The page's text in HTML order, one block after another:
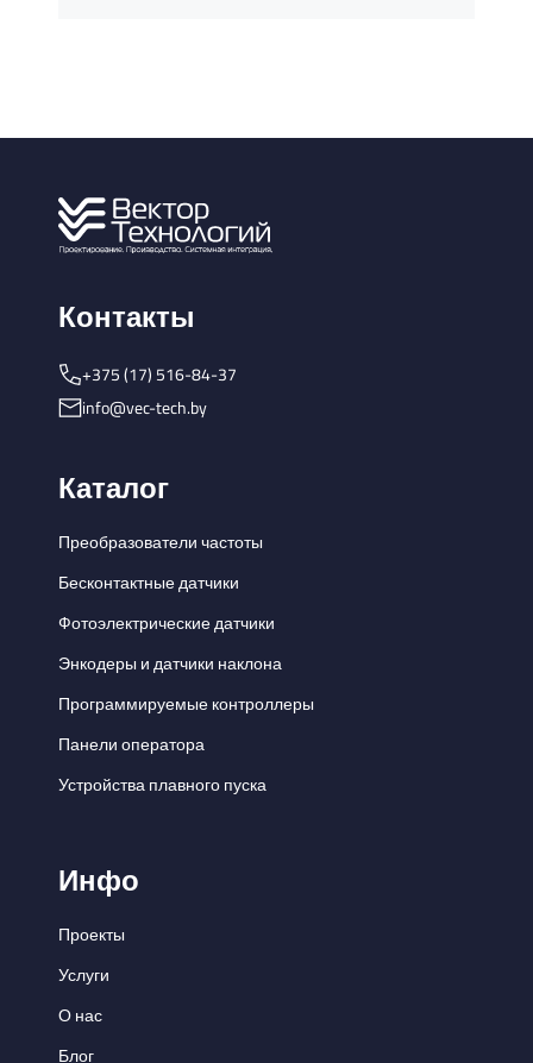
Контакты
+375 (17) 516-84-37
info@vec-tech.by
Каталог
Преобразователи частоты
Бесконтактные датчики
Фотоэлектрические датчики
Энкодеры и датчики наклона
Программируемые контроллеры
Панели оператора
Устройства плавного пуска
Инфо
Проекты
Услуги
О нас
Блог